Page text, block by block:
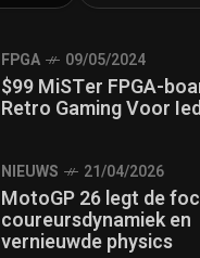
FPGA 09/05/2024
$99 MiSTer FPGA-
Retro Gaming Voor
NIEUWS 21/04/2026
MotoGP 26 legt de
coureursdynamiek en
vernieuwde physics